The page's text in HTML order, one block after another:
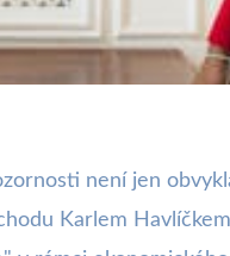
není jen
Karlem